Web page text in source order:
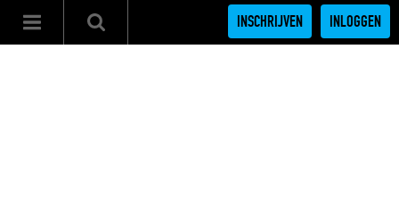
INSCHRIJVEN INLOGGEN